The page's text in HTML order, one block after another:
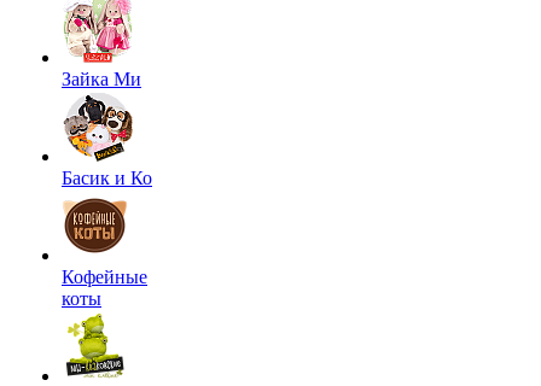
Зайка Ми
Басик и Ко
Кофейные
коты